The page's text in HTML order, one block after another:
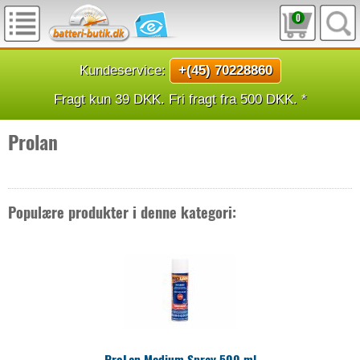
0
Kundeservice:
+(45) 70228860
Fragt kun 39 DKK. Fri fragt fra 500 DKK. *
Prolan
Populære produkter i denne kategori: